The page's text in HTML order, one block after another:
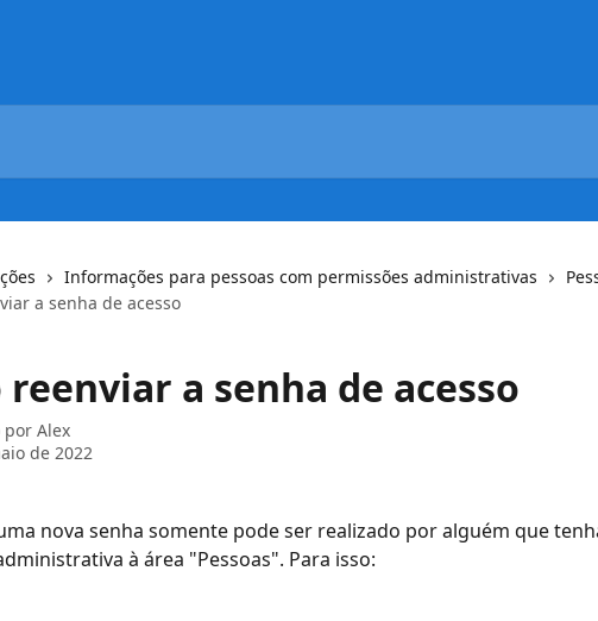
Informações para pessoas com permissões administrativas
a senha de acesso
reenviar a senha de acesso
por Alex
de 2022
nova senha somente pode ser realizado por alguém que
à área "Pessoas". Para isso: